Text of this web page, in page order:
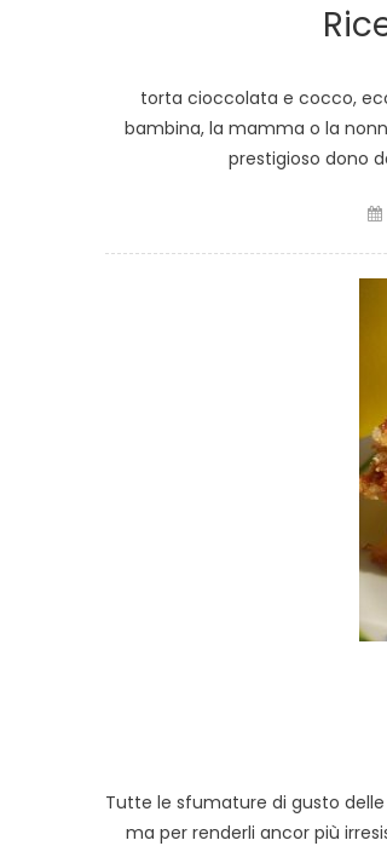
torta cioccolata e cocco,
bambina, la mamma o la
prestigioso dono
Tutte le sfumature di gusto
ma per renderli ancor più